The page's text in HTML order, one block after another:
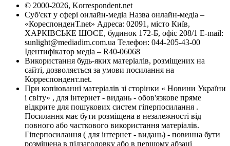
© 2000-2026, Korrespondent.net
Суб'єкт у сфері онлайн-медіа Назва онлайн-медіа –
«КореспонденТ.net» Адреса: 02091, місто Київ,
ХАРКІВСЬКЕ ШОСЕ, будинок 172-Б, офіс 208/1 E-mail:
sunlight@mediadim.com.ua Телефон: 044-205-43-00
Ідентифікатор медіа – R40-06068
Використання будь-яких матеріалів, розміщених на
сайті, дозволяється за умови посилання на
Корреспондент.net.
При копіюванні матеріалів зі сторінки « Новини України
і світу» , для інтернет - видань - обов'язкове пряме
відкрите для пошукових систем гіперпосилання .
Посилання має бути розміщена в незалежності від
повного або часткового використання матеріалів.
Гіперпосилання ( для інтернет - видань) - повинна бути
розміщена в підзаголовку або в першому абзаці